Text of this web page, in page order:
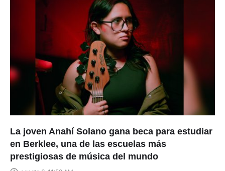
La joven Anahí Solano gana beca para estudiar
en Berklee, una de las escuelas más
prestigiosas de música del mundo